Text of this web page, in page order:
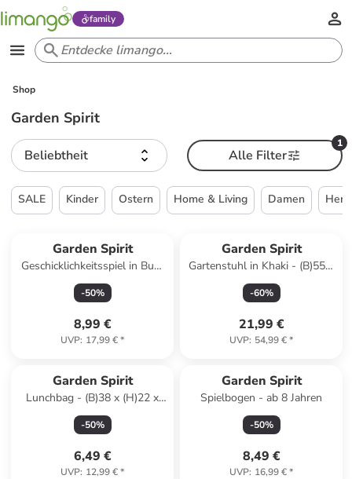
family
Shop
Garden Spirit
Beliebtheit
1
Alle Filter
SALE Kinder Ostern Home & Living Damen
Garden Spirit
Geschicklichkeitsspiel in Bunt
- ab 6 jahren
-50%
8,99 €
UVP: 17,99 €*
Garden Spirit
Gartenstuhl in Khaki - (B)55 x
(H)77 x (T)63 cm
-60%
21,99 €
UVP: 54,99 €*
Garden Spirit
Lunchbag - (B)38 x (H)22 x
(T)24 cm
(Überraschungsprodukt)
-50%
6,49 €
UVP: 12,99 €*
Garden Spirit
Spielbogen - ab 8 Jahren
-50%
8,49 €
UVP: 16,99 €*